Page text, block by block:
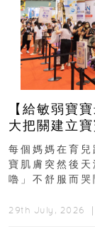
【給敏弱寶
大把關建立
每個媽媽在育
寶肌膚突然後
嚕」不舒服而
29th July, 2026 ｜